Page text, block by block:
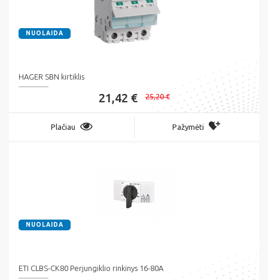
NUOLAIDA
HAGER SBN kirtiklis
21,42 € 25,20 €
Plačiau Pažymėti
NUOLAIDA
ETI CLBS-CK80 Perjungiklio rinkinys 16-80A